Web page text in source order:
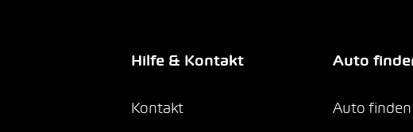
Hilfe & Kontakt
Kontakt
Auto
Auto finden